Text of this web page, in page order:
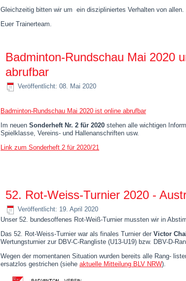
Gleichzeitig bitten wir um ein diszipliniertes Verhalten von allen.
Euer Trainerteam.
Badminton-Rundschau Mai 2020
abrufbar
Veröffentlicht: 08. Mai 2020
Badminton-Rundschau Mai 2020 ist online abrufbar
Im neuen Sonderheft Nr. 2 für 2020 stehen alle wichtigen
Spielklasse, Vereins- und Hallenanschriften usw.
Link zum Sonderheft 2 für 2020/21
52. Rot-Weiss-Turnier 2020 -
Veröffentlicht: 19. April 2020
Unser 52. bundesoffenes Rot-Weiß-Turnier mussten wir in
Das 52. Rot-Weiss-Turnier war als finales Turnier der Victor
Wertungsturnier zur DBV-C-Rangliste (U13-U19) bzw. DBV-D-
Wegen der momentanen Situation wurden bereits alle Rang-
ersatzlos gestrichen (siehe aktuelle Mitteilung BLV NRW).